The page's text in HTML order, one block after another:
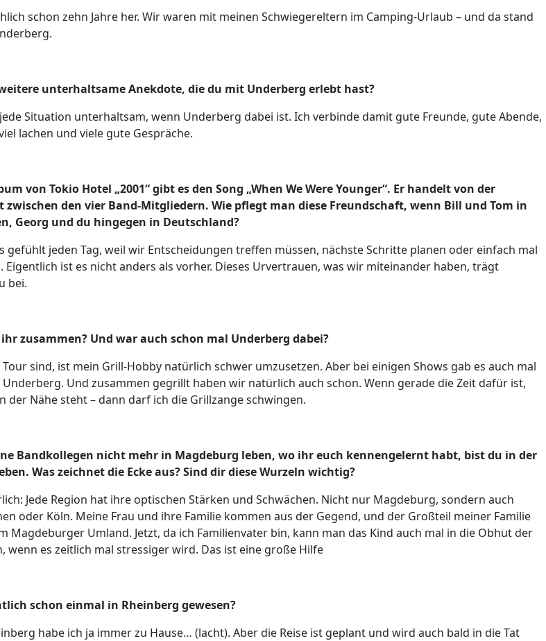
schon zehn Jahre her. Wir waren mit meinen Schwiegereltern im Camping-Urlaub – und da stand
unterhaltsame Anekdote, die du mit Underberg erlebt hast?
Situation unterhaltsam, wenn Underberg dabei ist. Ich verbinde damit gute Freunde, gute Abende,
lachen und viele gute Gespräche.
von Tokio Hotel „2001“ gibt es den Song „When We Were Younger“. Er handelt von der
zwischen den vier Band-Mitgliedern. Wie pflegt man diese Freundschaft, wenn Bill und Tom in
Georg und du hingegen in Deutschland?
gefühlt jeden Tag, weil wir Entscheidungen treffen müssen, nächste Schritte planen oder einfach mal
Eigentlich ist es nicht anders als vorher. Dieses Urvertrauen, was wir miteinander haben, trägt
bei.
zusammen? Und war auch schon mal Underberg dabei?
sind, ist mein Grill-Hobby natürlich schwer umzusetzen. Aber bei einigen Shows gab es auch mal
Und zusammen gegrillt haben wir natürlich auch schon. Wenn gerade die Zeit dafür ist,
der Nähe steht – dann darf ich die Grillzange schwingen.
Bandkollegen nicht mehr in Magdeburg leben, wo ihr euch kennengelernt habt, bist du in der
Was zeichnet die Ecke aus? Sind dir diese Wurzeln wichtig?
Jede Region hat ihre optischen Stärken und Schwächen. Nicht nur Magdeburg, sondern auch
oder Köln. Meine Frau und ihre Familie kommen aus der Gegend, und der Großteil meiner Familie
Magdeburger Umland. Jetzt, da ich Familienvater bin, kann man das Kind auch mal in die Obhut der
wenn es zeitlich mal stressiger wird. Das ist eine große Hilfe
schon einmal in Rheinberg gewesen?
habe ich ja immer zu Hause… (lacht). Aber die Reise ist geplant und wird auch bald in die Tat